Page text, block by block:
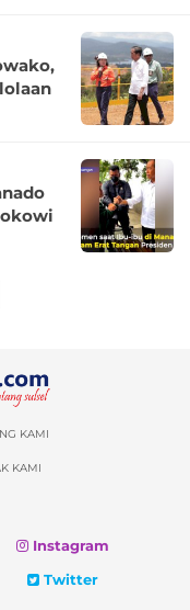
KAMI
KAMI
Instagram
Twitter